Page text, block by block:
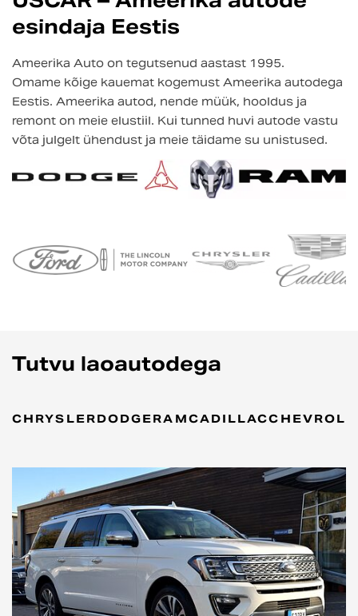
esindaja Eestis
Ameerika Auto on tegutsenud aastast 1995.
Omame kõige kauemat kogemust Ameerika autodega
Eestis. Ameerika autod, nende müük, hooldus ja
remont on meie elustiil. Kui tunned huvi autode vastu
võta julgelt ühendust ja meie täidame su unistused.
Tutvu laoautodega
CHRYSLERDODGERAMCADILLAC